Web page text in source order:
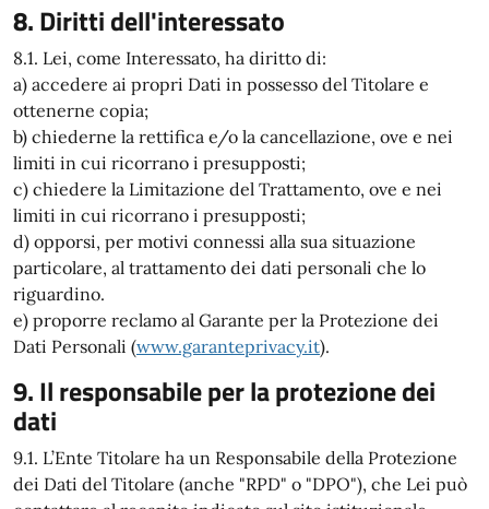
8. Diritti dell'interessato
8.1. Lei, come Interessato, ha diritto di:
a) accedere ai propri Dati in possesso del Titolare e
ottenerne copia;
b) chiederne la rettifica e/o la cancellazione, ove e nei
limiti in cui ricorrano i presupposti;
c) chiedere la Limitazione del Trattamento, ove e nei
limiti in cui ricorrano i presupposti;
d) opporsi, per motivi connessi alla sua situazione
particolare, al trattamento dei dati personali che lo
riguardino.
e) proporre reclamo al Garante per la Protezione dei
Dati Personali (www.garanteprivacy.it).
9. Il responsabile per la protezione dei
dati
9.1. L’Ente Titolare ha un Responsabile della Protezione
dei Dati del Titolare (anche "RPD" o "DPO"), che Lei può